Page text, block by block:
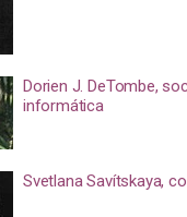
Dorien J. DeTombe,
informática
Svetlana Savítskaya,